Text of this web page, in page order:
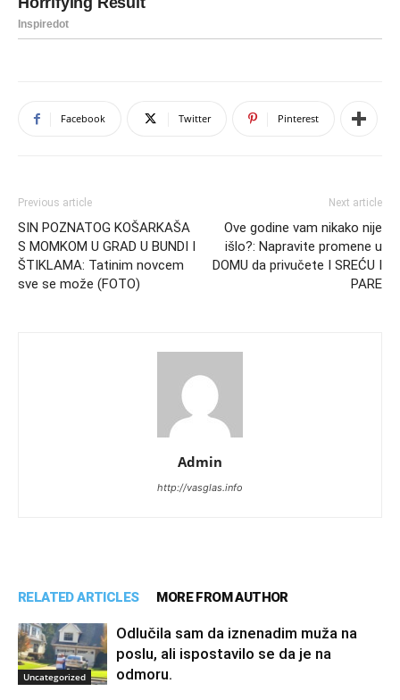
Facebook Twitter Pinterest
Previous article
SIN POZNATOG KOŠARKAŠA
S MOMKOM U GRAD U BUNDI I
ŠTIKLAMA: Tatinim novcem
sve se može (FOTO)
Next article
Ove godine vam nikako nije
išlo?: Napravite promene u
DOMU da privučete I SREĆU I
PARE
Admin
http://vasglas.info
RELATED ARTICLES MORE FROM AUTHOR
Uncategorized
Odlučila sam da iznenadim muža na
poslu, ali ispostavilo se da je na
odmoru.